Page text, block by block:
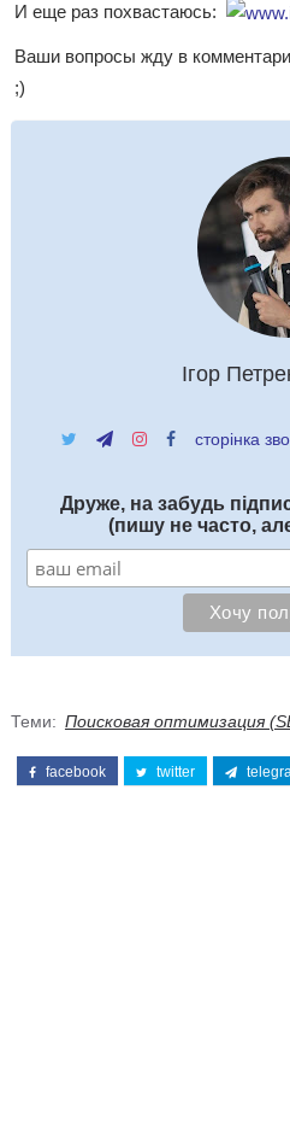
И еще раз похвастаюсь:
Ваши вопросы жду в
;)
Ігор
сторінка
Друже, на забудь
(пишу не часто,
Теми: Поисковая оптимизация
facebook twitter